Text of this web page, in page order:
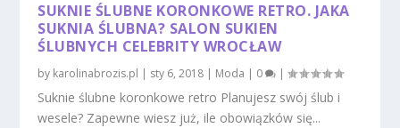
SUKNIE ŚLUBNE KORONKOWE RETRO. JAKA
SUKNIA ŚLUBNA? SALON SUKIEN
ŚLUBNYCH CELEBRITY WROCŁAW
by karolinabrozis.pl | sty 6, 2018 | Moda | 0 |
Suknie ślubne koronkowe retro Planujesz swój ślub i
wesele? Zapewne wiesz już, ile obowiązków się...